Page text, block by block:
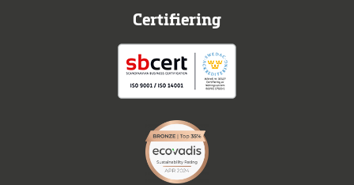
Certifiering